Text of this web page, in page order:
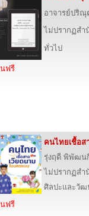
อาจารย์ปริ
ไม่ปรากฏส
ทั่วไป
ฟรี
คนไทยเชื้อส
รุ่งฤดี พิพัฒน
ไม่ปรากฏส
ศิลปะและวัฒ
ฟรี